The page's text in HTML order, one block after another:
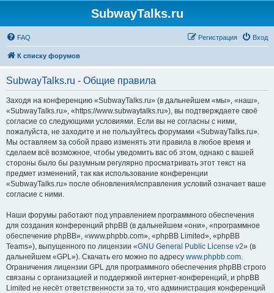
SubwayTalks.ru
FAQ Вход
Регистрация
К списку форумов
SubwayTalks.ru - Общие правила
Заходя на конференцию «SubwayTalks.ru» (в дальнейшем «мы», «наш»,
«SubwayTalks.ru», «https://www.subwaytalks.ru»), вы подтверждаете своё
согласие со следующими условиями. Если вы не согласны с ними,
пожалуйста, не заходите и не пользуйтесь форумами «SubwayTalks.ru».
Мы оставляем за собой право изменять эти правила в любое время и
сделаем всё возможное, чтобы уведомить вас об этом, однако с вашей
стороны было бы разумным регулярно просматривать этот текст на
предмет изменений, так как использование конференции
«SubwayTalks.ru» после обновления/исправления условий означает ваше
согласие с ними.
Наши форумы работают под управлением программного обеспечения
для создания конференций phpBB (в дальнейшем «они», «программное
обеспечение phpBB», «www.phpbb.com», «phpBB Limited», «phpBB
Teams»), выпущенного по лицензии «GNU General Public License v2» (в
дальнейшем «GPL»). Скачать его можно по адресу www.phpbb.com.
Ограничения лицензии GPL для программного обеспечения phpBB строго
связаны с организацией и поддержкой интернет-конференций, и phpBB
Limited не несёт ответственности за то, что администрация конференций